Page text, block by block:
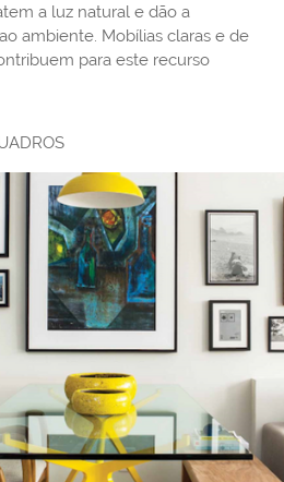
a luz natural e dão a
ambiente. Mobílias claras e de
para este recurso